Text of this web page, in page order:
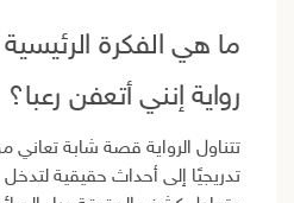
ما هي الفكرة
رواية إنني أتعفن رعبا؟
تتناول الرواية قصة شابة
تدريجيًا إلى أحداث حقيقية